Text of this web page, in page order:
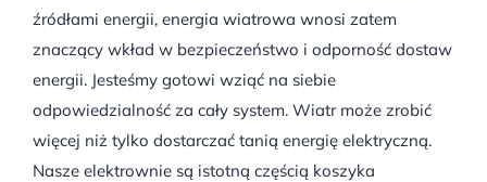
źródłami energii, energia wiatrowa wnosi zatem
znaczący wkład w bezpieczeństwo i odporność dostaw
energii. Jesteśmy gotowi wziąć na siebie
odpowiedzialność za cały system. Wiatr może zrobić
więcej niż tylko dostarczać tanią energię elektryczną.
Nasze elektrownie są istotną częścią koszyka